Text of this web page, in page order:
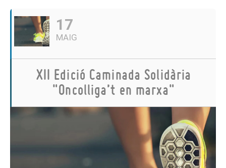
17
MAIG
XII Edició Caminada Solidària
"Oncolliga’t en marxa"